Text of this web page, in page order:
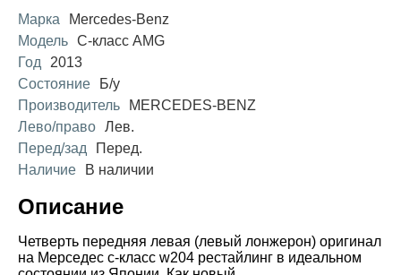
Марка
Mercedes-Benz
Модель C-класс AMG
Год
2013
Состояние
Б/у
Производитель
MERCEDES-BENZ
Лево/право Лев.
Перед/зад
Перед.
Наличие
В наличии
Описание
Четверть передняя левая (левый лонжерон) оригинал
на Мерседес с-класс w204 рестайлинг в идeaльном